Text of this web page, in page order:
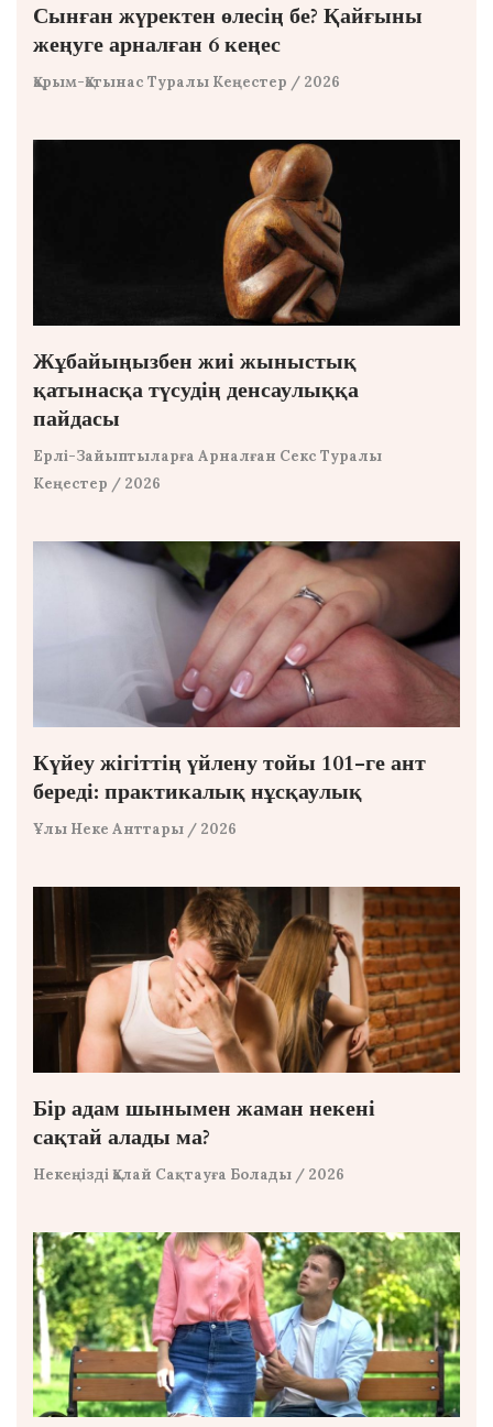
Сынған жүректен өлесің бе? Қайғыны
жеңуге арналған 6 кеңес
Қарым-Қатынас Туралы Кеңестер / 2026
Жұбайыңызбен жиі жыныстық
қатынасқа түсудің денсаулыққа
пайдасы
Ерлі-Зайыптыларға Арналған Секс Туралы
Кеңестер / 2026
Күйеу жігіттің үйлену тойы 101-ге ант
береді: практикалық нұсқаулық
Ұлы Неке Анттары / 2026
Бір адам шынымен жаман некені
сақтай алады ма?
Некеңізді Қалай Сақтауға Болады / 2026